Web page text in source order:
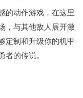
的动作游戏，在这里
，与其他敌人展开激
定制和升级你的机甲
者的传说。